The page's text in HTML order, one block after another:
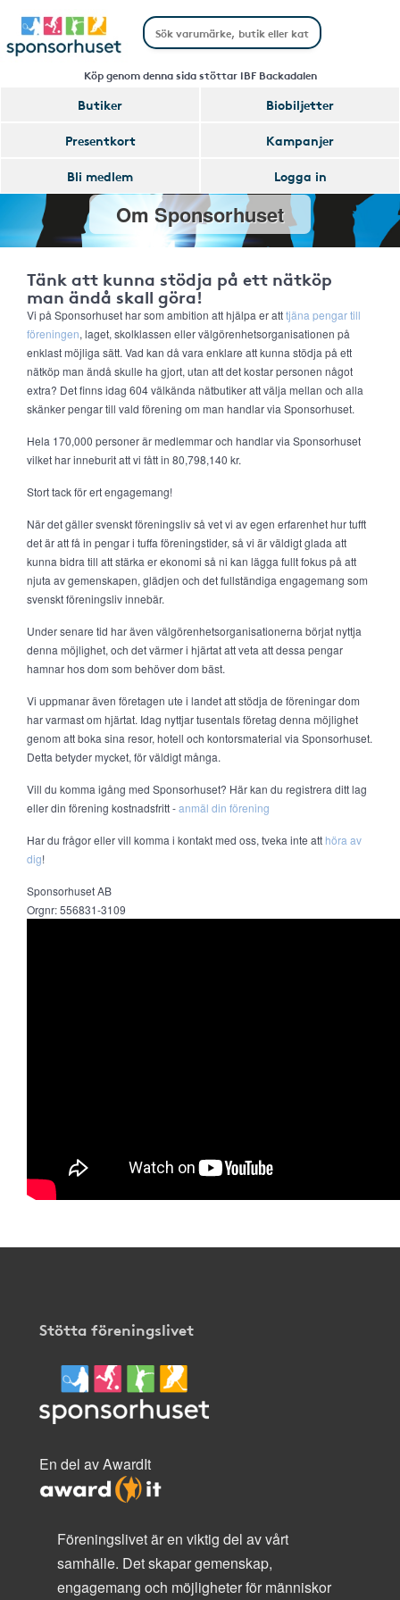
Köp genom denna sida stöttar IBF Backadalen
Butiker
Biobiljetter
Presentkort
Kampanjer
Bli medlem
Logga in
Om Sponsorhuset
Tänk att kunna stödja på ett nätköp
man ändå skall göra!
Vi på Sponsorhuset har som ambition att hjälpa er atttjäna pengar till
föreningen, laget, skolklassen eller välgörenhetsorganisationen på
enklast möjliga sätt. Vad kan då vara enklare att kunna stödja på ett
nätköp man ändå skulle ha gjort, utan att det kostar personen något
extra? Det finns idag 604 välkända nätbutiker att välja mellan och alla
skänker pengar till vald förening om man handlar via Sponsorhuset.
Hela 170,000 personer är medlemmar och handlar via Sponsorhuset
vilket har inneburit att vi fått in 80,798,140 kr.
Stort tack för ert engagemang!
När det gäller svenskt föreningsliv så vet vi av egen erfarenhet hur tufft
det är att få in pengar i tuffa föreningstider, så vi är väldigt glada att
kunna bidra till att stärka er ekonomi så ni kan lägga fullt fokus på att
njuta av gemenskapen, glädjen och det fullständiga engagemang som
svenskt föreningsliv innebär.
Under senare tid har även välgörenhetsorganisationerna börjat nyttja
denna möjlighet, och det värmer i hjärtat att veta att dessa pengar
hamnar hos dom som behöver dom bäst.
Vi uppmanar även företagen ute i landet att stödja de föreningar dom
har varmast om hjärtat. Idag nyttjar tusentals företag denna möjlighet
genom att boka sina resor, hotell och kontorsmaterial via Sponsorhuset.
Detta betyder mycket, för väldigt många.
Vill du komma igång med Sponsorhuset? Här kan du registrera ditt lag
eller din förening kostnadsfritt -anmäl din förening
Har du frågor eller vill komma i kontakt med oss, tveka inte att höra av
dig!
Sponsorhuset AB
Orgnr: 556831-3109
Stötta föreningslivet
En del av AwardIt
Föreningslivet är en viktig del av vårt
samhälle. Det skapar gemenskap,
engagemang och möjligheter för människor